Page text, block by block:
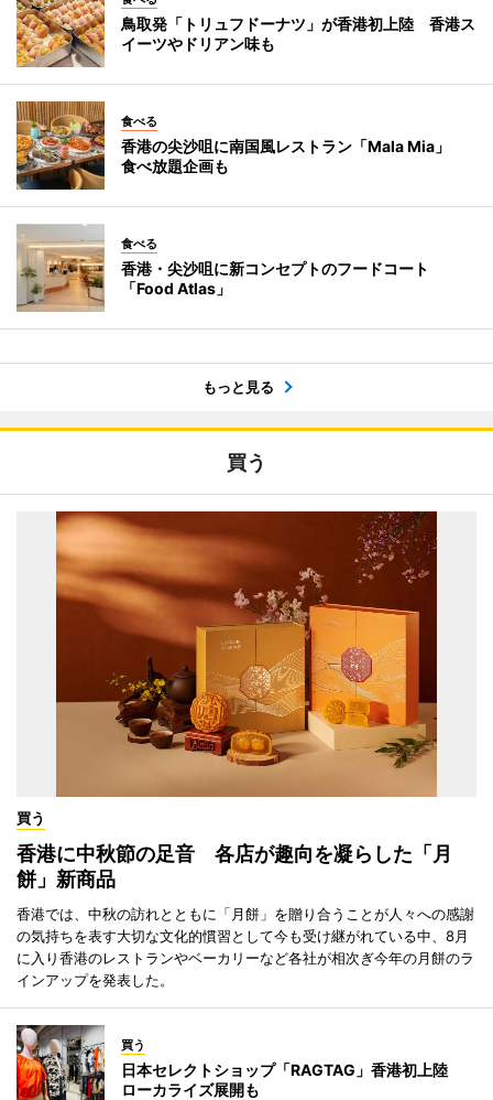
鳥取発「トリュフドーナツ」が香港初上陸 香港ス
イーツやドリアン味も
食べる
香港の尖沙咀に南国風レストラン「Mala Mia」
食べ放題企画も
食べる
香港・尖沙咀に新コンセプトのフードコート
「Food Atlas」
もっと見る
買う
買う
香港に中秋節の足音 各店が趣向を凝らした「月
餅」新商品
香港では、中秋の訪れとともに「月餅」を贈り合うことが人々への感謝
の気持ちを表す大切な文化的慣習として今も受け継がれている中、8月
に入り香港のレストランやベーカリーなど各社が相次ぎ今年の月餅のラ
インアップを発表した。
買う
日本セレクトショップ「RAGTAG」香港初上陸
ローカライズ展開も